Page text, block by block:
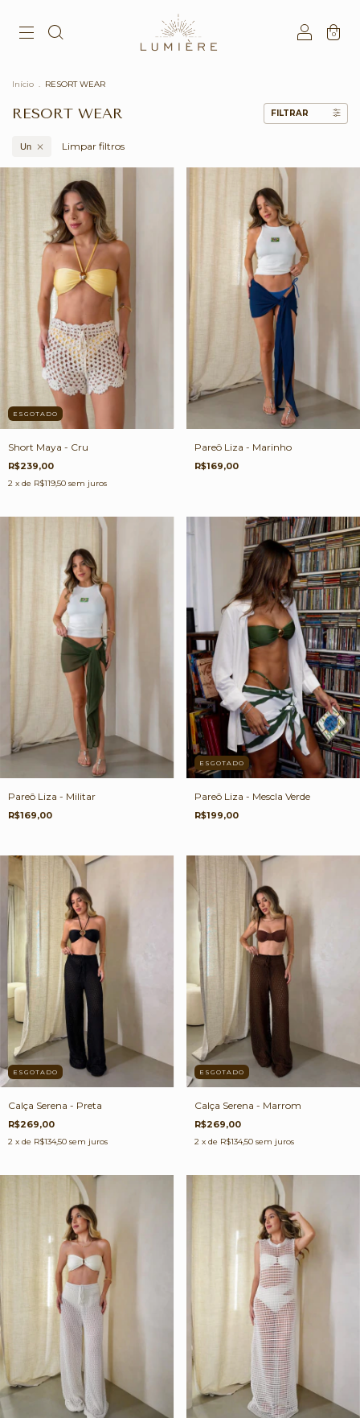
0
Início . RESORT WEAR
RESORT WEAR FILTRAR
Un Limpar filtros
ESGOTADO
Short Maya - Cru
R$239,00
2 x de R$119,50 sem juros
Pareô Liza - Marinho
R$169,00
Pareô Liza - Militar
R$169,00
ESGOTADO
Pareô Liza - Mescla Verde
R$199,00
ESGOTADO
Calça Serena - Preta
R$269,00
2 x de R$134,50 sem juros
ESGOTADO
Calça Serena - Marrom
R$269,00
2 x de R$134,50 sem juros